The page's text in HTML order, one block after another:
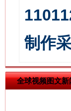
制作
全球视频图文新